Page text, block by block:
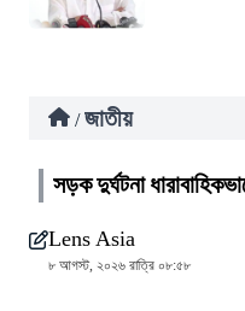
/ জাতীয়
সড়ক দুর্ঘটনা
Lens Asia
৮ আগস্ট, ২০২৬ রাত্রি ০৮:৫৮